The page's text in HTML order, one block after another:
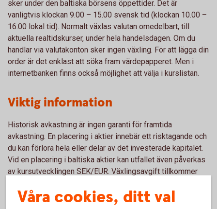
sker under den baltiska börsens öppettider. Det är
vanligtvis klockan 9.00 – 15.00 svensk tid (klockan 10.00 –
16.00 lokal tid). Normalt växlas valutan omedelbart, till
aktuella realtidskurser, under hela handelsdagen. Om du
handlar via valutakonton sker ingen växling. För att lägga din
order är det enklast att söka fram värdepapperet. Men i
internetbanken finns också möjlighet att välja i kurslistan.
Viktig information
Historisk avkastning är ingen garanti för framtida
avkastning. En placering i aktier innebär ett risktagande och
du kan förlora hela eller delar av det investerade kapitalet.
Vid en placering i baltiska aktier kan utfallet även påverkas
av kursutvecklingen SEK/EUR. Växlingsavgift tillkommer
konto.
Våra cookies, ditt val